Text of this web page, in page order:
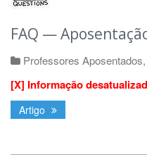
FAQ —
Professores Aposentados,
[X] Informação
Artigo